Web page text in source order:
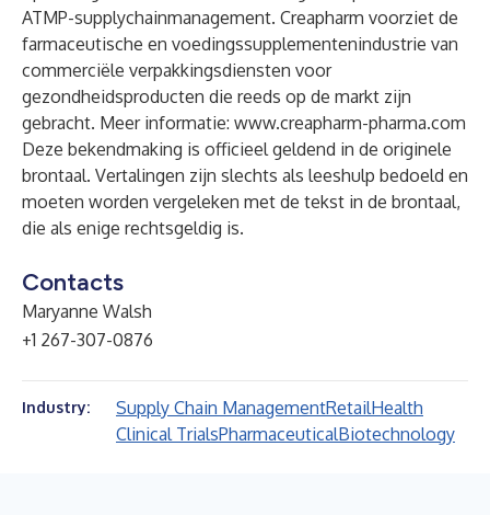
ATMP-supplychainmanagement. Creapharm voorziet de
farmaceutische en voedingssupplementenindustrie van
commerciële verpakkingsdiensten voor
gezondheidsproducten die reeds op de markt zijn
gebracht. Meer informatie: www.creapharm-pharma.com
Deze bekendmaking is officieel geldend in de originele
brontaal. Vertalingen zijn slechts als leeshulp bedoeld en
moeten worden vergeleken met de tekst in de brontaal,
die als enige rechtsgeldig is.
Contacts
Maryanne Walsh
+1 267-307-0876
Industry: Supply Chain ManagementRetailHealth
Clinical TrialsPharmaceuticalBiotechnology